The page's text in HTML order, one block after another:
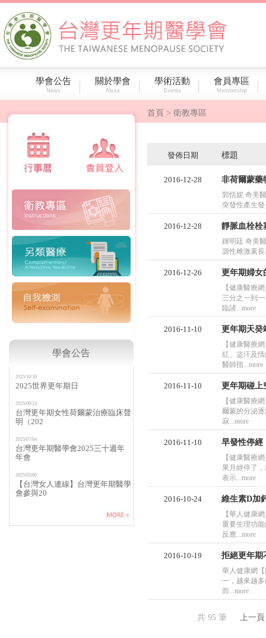
學會公告
News
關於學會
About
學術活動
Events
會員專區
Membership
學會公告
2025/10/18
2025世界更年期日
2025/09/23
台灣更年期女性荷爾蒙治療臨床聲
明（202
2025/07/04
台灣更年期醫學會2025三十週年
年會
2025/03/06
【台灣女人連線】台灣更年期醫學
會參與20
首頁 > 衛教專區
發佈日期 標題
2016-12-28 非荷爾蒙藥
郭恬妮 奇美
突發性產生
2016-12-28 靜脈血栓栓
鍾明廷 奇美
源性雌激素
2016-12-26 更年期婦
【健康醫療
三分之一到
臨諸...more
2016-11-10 更年期天癸
【健康醫療
紅、盜汗及
醫師指...more
2016-11-10 更年期碰
【健康醫療
爾蒙的分泌
寂...more
2016-11-10 早發性停
【健康醫療
果月經停了
表示...more
2016-10-24 維生素D加
【華人健康
重要生理功
反應...more
2016-10-19 拒絕更年期
華人健康網
一，越來越
而...more
共 95 筆 上一頁